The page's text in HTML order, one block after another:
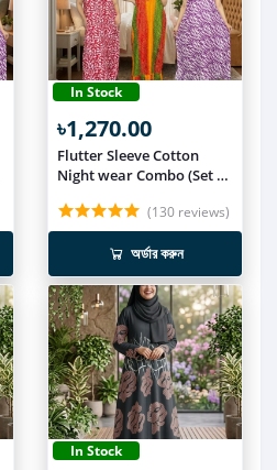
In Stock
৳1,270.00
Flutter Sleeve Cotton
Night wear Combo (Set of
(130 reviews)
অর্ডার করুন
In Stock